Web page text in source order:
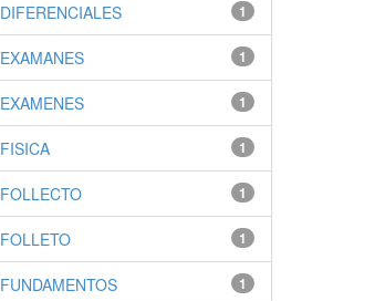
1
DIFERENCIALES
1
EXAMANES
1
EXAMENES
1
FISICA
1
FOLLECTO
1
FOLLETO
1
FUNDAMENTOS